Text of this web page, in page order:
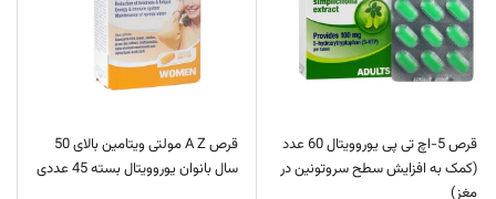
قرص 5-اچ تی پی یوروویتال 60 عدد
(کمک به افزایش سطح سروتونین در
مغز)
قرص A Z مولتی ویتامین بالای 50
سال بانوان یوروویتال بسته 45 عددی